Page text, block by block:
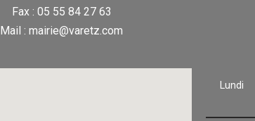
Fax : 05 55 84 27 63
Mail : mairie@varetz.com
Lundi